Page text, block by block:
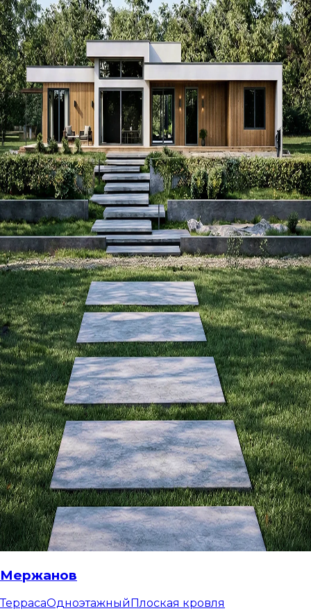
Мержанов
ТеррасаОдноэтажныйПлоская кровля